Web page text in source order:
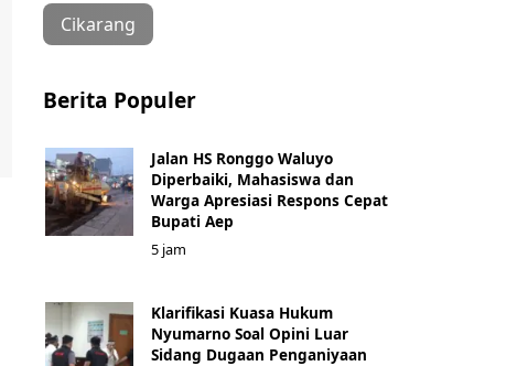
Cikarang
Berita Populer
Jalan HS Ronggo Waluyo
Diperbaiki, Mahasiswa dan
Warga Apresiasi Respons Cepat
Bupati Aep
5 jam
Klarifikasi Kuasa Hukum
Nyumarno Soal Opini Luar
Sidang Dugaan Penganiyaan